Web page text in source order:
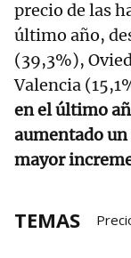
precio de las
último año,
(39,3%),
Valencia
en el último
aumentado un
mayor
TEMAS